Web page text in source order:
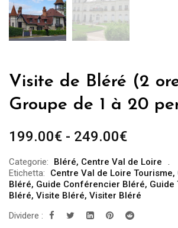
Visite de Bléré (2
Groupe de 1 à 20
199.00€ - 249.00€Fascia
prezzo:
da
199.00€
a
Categorie: Bléré, Centre Val de Loire
Etichetta:
Centre Val de Loire Tourisme,
Bléré, Guide Conférencier Bléré, Guide
Bléré, Visite Bléré, Visiter Bléré
Dividere :